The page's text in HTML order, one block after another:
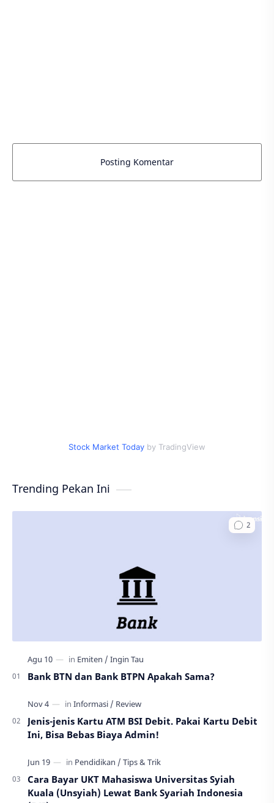
Posting Komentar
Stock Market Today by TradingView
Trending Pekan Ini
Bank BTN dan Bank BTPN Apakah Sama?
Jenis-jenis Kartu ATM BSI Debit. Pakai Kartu Debit
Ini, Bisa Bebas Biaya Admin!
Cara Bayar UKT Mahasiswa Universitas Syiah
Kuala (Unsyiah) Lewat Bank Syariah Indonesia